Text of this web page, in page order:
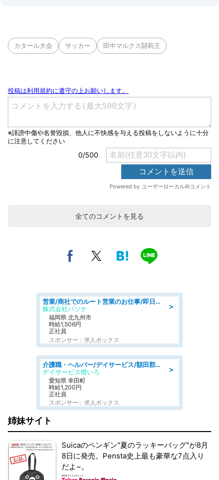
カタール大会 サッカー 田中マルクス闘莉王
全てのコメントを見る
＞
営業/商社でのルート営業のお仕事/即日勤務可/車通勤可/営業
株式会社パソナ
福岡県 北九州市
時給1,506円
正社員
スポンサー：求人ボックス
＞
介護職・ヘルパー/デイサービス/額田郡幸田町/JR東海道本線 幸田/愛知県
デイサービス燈いろ
愛知県 幸田町
時給1,200円
正社員
スポンサー：求人ボックス
姉妹サイト
Suicaのペンギン"夏のラッキーバッグ"が8月
8日に発売。Pensta史上最も豪華な7点入り
だよ~。